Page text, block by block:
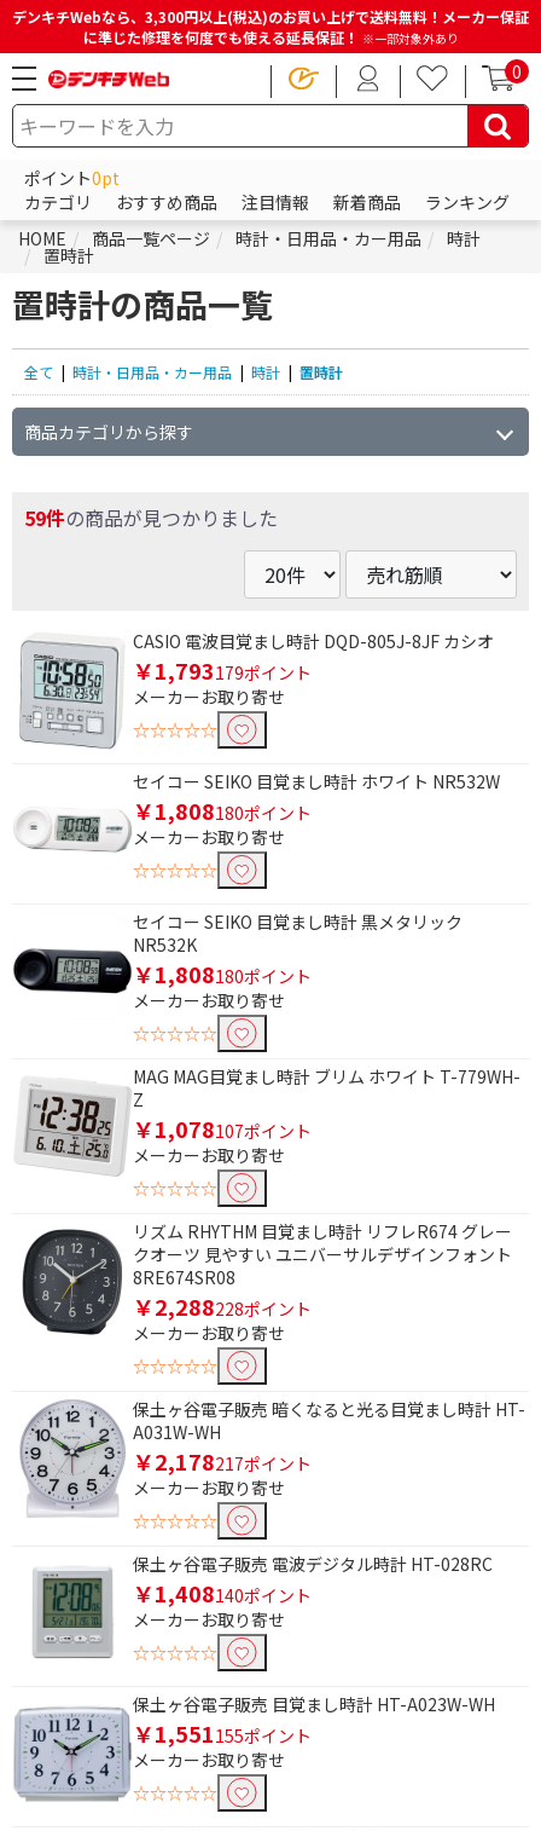
デンキチWebなら、3,300円以上(税込)のお買い上げで送料無料！メーカー保証
に準じた修理を何度でも使える延長保証！ ※一部対象外あり
0
ポイント0pt
カテゴリ
おすすめ商品 注目情報 新着商品
ランキング
HOME
商品一覧ページ 時計・日用品・カー用品 時計
置時計
置時計の商品一覧
全て | 時計・日用品・カー用品 | 時計 | 置時計
商品カテゴリから探す
59件の商品が見つかりました
CASIO 電波目覚まし時計 DQD-805J-8JF カシオ
￥1,793179ポイント
メーカーお取り寄せ
☆☆☆☆☆
セイコー SEIKO 目覚まし時計 ホワイト NR532W
￥1,808180ポイント
メーカーお取り寄せ
☆☆☆☆☆
セイコー SEIKO 目覚まし時計 黒メタリック
NR532K
￥1,808180ポイント
メーカーお取り寄せ
☆☆☆☆☆
MAG MAG目覚まし時計 ブリム ホワイト T-779WH-
Z
￥1,078107ポイント
メーカーお取り寄せ
☆☆☆☆☆
リズム RHYTHM 目覚まし時計 リフレR674 グレー
クオーツ 見やすい ユニバーサルデザインフォント
8RE674SR08
￥2,288228ポイント
メーカーお取り寄せ
☆☆☆☆☆
保土ヶ谷電子販売 暗くなると光る目覚まし時計 HT-
A031W-WH
￥2,178217ポイント
メーカーお取り寄せ
☆☆☆☆☆
保土ヶ谷電子販売 電波デジタル時計 HT-028RC
￥1,408140ポイント
メーカーお取り寄せ
☆☆☆☆☆
保土ヶ谷電子販売 目覚まし時計 HT-A023W-WH
￥1,551155ポイント
メーカーお取り寄せ
☆☆☆☆☆
条件で絞り込む
フリーワードで絞り込む
除外する
除外する にチェックを入れると、指定したワード
を除外して検索します。
価格で絞り込む
円~